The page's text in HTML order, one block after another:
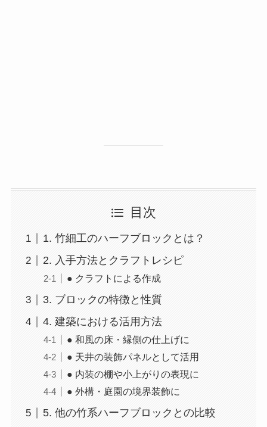
目次
1. 竹細工のハーフブロックとは？
2. 入手方法とクラフトレシピ
● クラフトによる作成
3. ブロックの特徴と性質
4. 建築における活用方法
● 和風の床・縁側の仕上げに
● 天井の装飾パネルとして活用
● 内装の棚や小上がりの表現に
● 外構・庭園の境界装飾に
5. 他の竹系ハーフブロックとの比較